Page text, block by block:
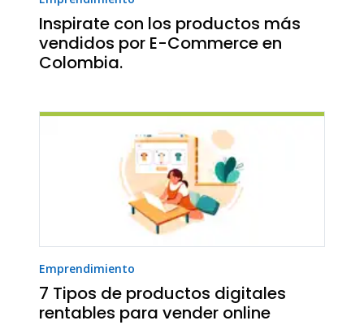
Inspirate con los productos más
vendidos por E-Commerce en
Colombia.
Emprendimiento
7 Tipos de productos digitales
rentables para vender online